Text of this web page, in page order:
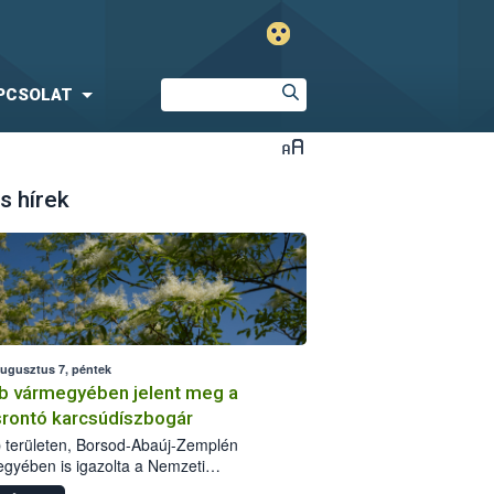
hírek
7, péntek
vármegyében jelent meg a
karcsúdíszbogár
területen, Borsod-Abaúj-Zemplén
is igazolta a Nemzeti
biztonsági Hivatal (Nébih) a